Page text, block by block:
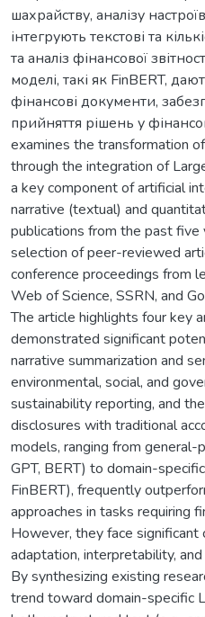
шахрайству, аналізу
інтегрують текстові та
та аналіз фінансової
моделі, такі як FinBERT,
фінансові документи,
прийняття рішень у
examines the transformation
through the integration of
a key component of artificial
narrative (textual) and
publications from the past five
selection of peer-reviewed
conference proceedings from
Web of Science, SSRN, and
The article highlights four key
demonstrated significant
narrative summarization and
environmental, social, and
sustainability reporting, and
disclosures with traditional
models, ranging from general-
GPT, BERT) to domain-
FinBERT), frequently
approaches in tasks requiring
However, they face significant
adaptation, interpretability,
By synthesizing existing
trend toward domain-specific